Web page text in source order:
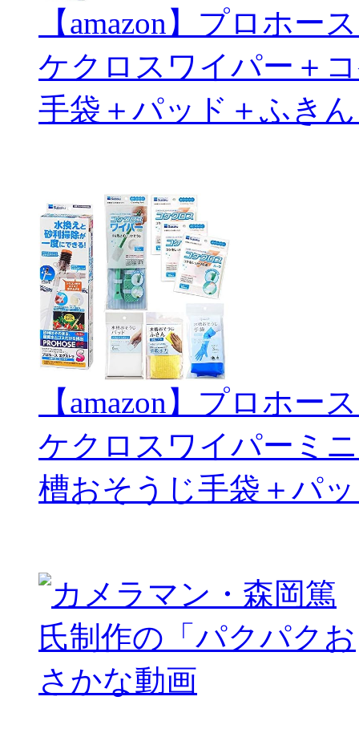
【amazon】プロホ
ケクロスワイパー＋
手袋＋パッド＋ふき
【amazon】プロホー
ケクロスワイパーミ
槽おそうじ手袋＋パ